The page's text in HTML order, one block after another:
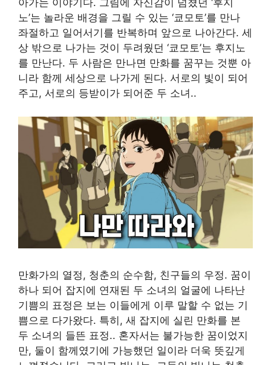
아가는 이야기다. 그림에 자신감이 넘쳤던 ‘후지
노’는 놀라운 배경을 그릴 수 있는 ‘쿄모토’를 만나
좌절하고 일어서기를 반복하며 앞으로 나아간다. 세
상 밖으로 나가는 것이 두려웠던 ‘쿄모토’는 후지노
를 만난다. 두 사람은 만나면 만화를 꿈꾸는 것뿐 아
니라 함께 세상으로 나가게 된다. 서로의 빛이 되어
주고, 서로의 등받이가 되어준 두 소녀..
만화가의 열정, 청춘의 순수함, 친구들의 우정. 꿈이
하나 되어 잡지에 연재된 두 소녀의 얼굴에 나타난
기쁨의 표정은 보는 이들에게 이루 말할 수 없는 기
쁨으로 다가왔다. 특히, 새 잡지에 실린 만화를 본
두 소녀의 들뜬 표정.. 혼자서는 불가능한 꿈이었지
만, 둘이 함께였기에 가능했던 일이라 더욱 뜻깊게